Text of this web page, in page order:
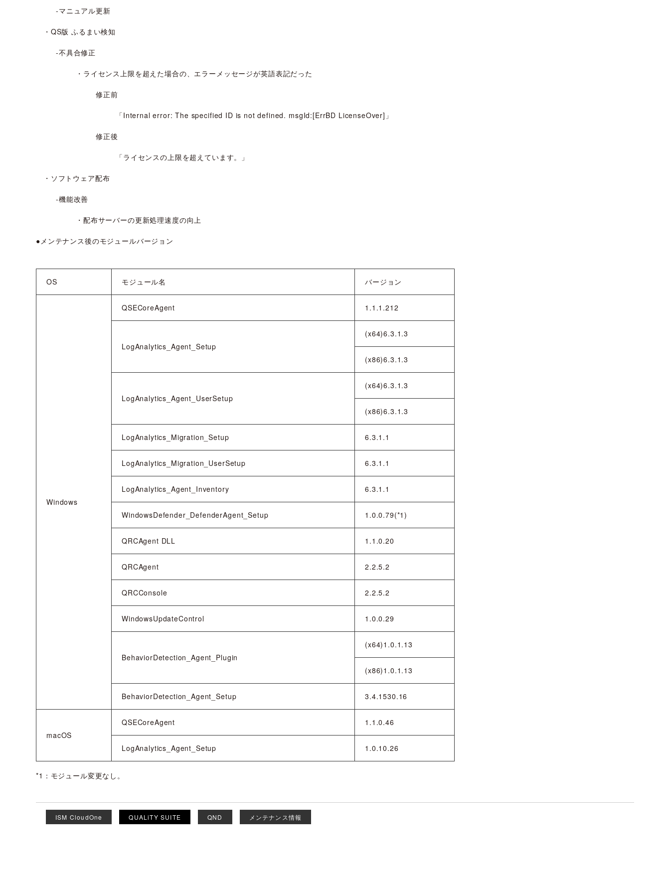
‐マニュアル更新
・QS版 ふるまい検知
‐不具合修正
・ライセンス上限を超えた場合の、エラーメッセージが英語表記だった
修正前
「Internal error: The specified ID is not defined. msgId:[ErrBD LicenseOver]」
修正後
「ライセンスの上限を超えています。」
・ソフトウェア配布
‐機能改善
・配布サーバーの更新処理速度の向上
●メンテナンス後のモジュールバージョン
OS モジュール名 バージョン
Windows
QSECoreAgent 1.1.1.212
LogAnalytics_Agent_Setup
(x64)6.3.1.3
(x86)6.3.1.3
LogAnalytics_Agent_UserSetup
(x64)6.3.1.3
(x86)6.3.1.3
LogAnalytics_Migration_Setup 6.3.1.1
LogAnalytics_Migration_UserSetup 6.3.1.1
LogAnalytics_Agent_Inventory 6.3.1.1
WindowsDefender_DefenderAgent_Setup 1.0.0.79(*1)
QRCAgent DLL 1.1.0.20
QRCAgent 2.2.5.2
QRCConsole 2.2.5.2
WindowsUpdateControl 1.0.0.29
BehaviorDetection_Agent_Plugin
(x64)1.0.1.13
(x86)1.0.1.13
BehaviorDetection_Agent_Setup 3.4.1530.16
macOS
QSECoreAgent 1.1.0.46
LogAnalytics_Agent_Setup 1.0.10.26
*1：モジュール変更なし。
ISM CloudOne QUALiTY SUITE QND メンテナンス情報